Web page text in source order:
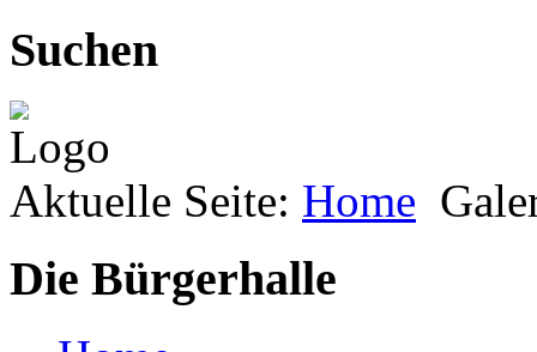
Suchen
Aktuelle Seite: Home
Die Bürgerhalle